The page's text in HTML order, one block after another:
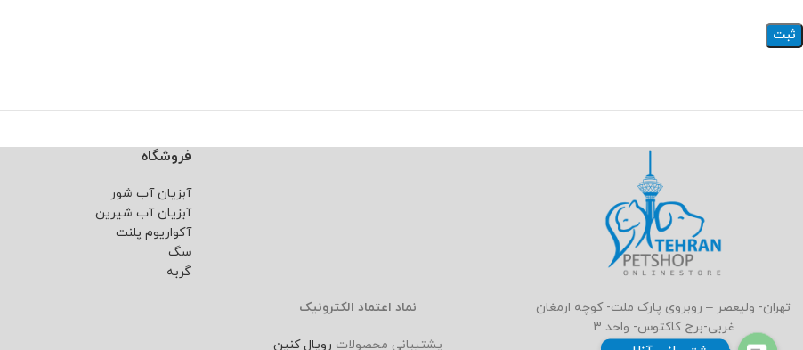
تهران- ولیعصر – روبروی پارک ملت- کوچه ارمغان
غربی-برج کاکتوس- واحد 3
نماد اعتماد الکترونیک
پشتیبانی محصولات رویال کنین
فروشگاه
آبزیان آب شور
آبزیان آب شیرین
آکواریوم پلنت
سگ
گربه